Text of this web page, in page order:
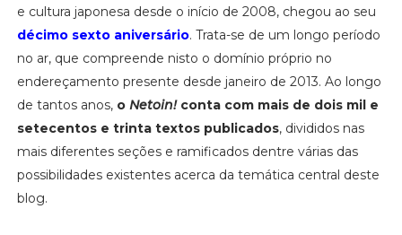
e cultura japonesa desde o início de 2008, chegou ao seu
décimo sexto aniversário. Trata-se de um longo período
no ar, que compreende nisto o domínio próprio no
endereçamento presente desde janeiro de 2013. Ao longo
de tantos anos, o Netoin!conta com mais de dois mil e
setecentos e trinta textos publicados, divididos nas
mais diferentes seções e ramificados dentre várias das
possibilidades existentes acerca da temática central deste
blog.